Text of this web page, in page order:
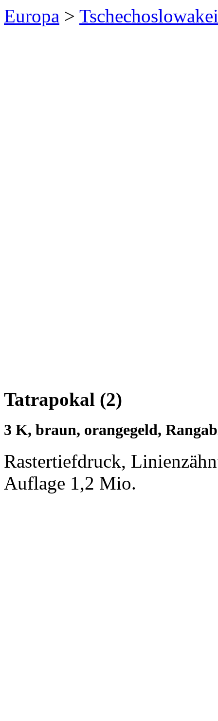
Europa > Tschechoslowakei
Tatrapokal (2)
3 K, braun, orangegeld,
Rastertiefdruck,
Auflage 1,2 Mio.